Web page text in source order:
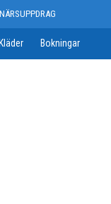
Kläder Bokningar